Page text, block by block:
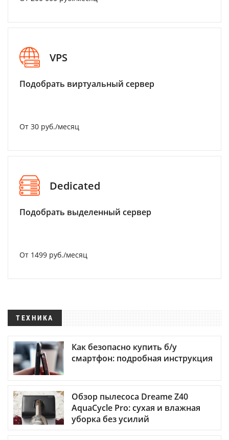
VPS
Подобрать виртуальный сервер
От 30 руб./месяц
Dedicated
Подобрать выделенный сервер
От 1499 руб./месяц
ТЕХНИКА
Как безопасно купить б/у
смартфон: подробная инструкция
Обзор пылесоса Dreame Z40
AquaCycle Pro: сухая и влажная
уборка без усилий